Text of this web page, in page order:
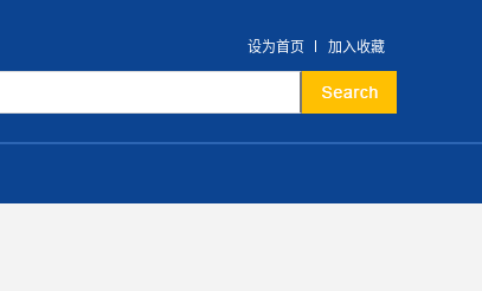
设为首页 加入收藏